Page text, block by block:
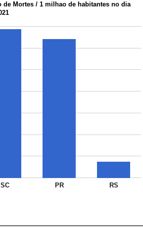
de Mortes / 1 milhao de habitantes no dia
SC PR RS